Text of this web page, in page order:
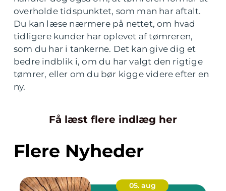
overholde tidspunktet, som man har aftalt.
Du kan læse nærmere på nettet, om hvad
tidligere kunder har oplevet af tømreren,
som du har i tankerne. Det kan give dig et
bedre indblik i, om du har valgt den rigtige
tømrer, eller om du bør kigge videre efter en
ny.
Få læst flere indlæg her
Flere Nyheder
05. aug